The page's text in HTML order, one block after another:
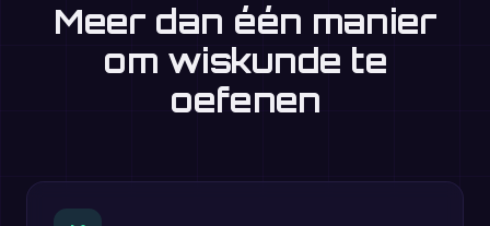
Meer dan één manier
om wiskunde te
oefenen